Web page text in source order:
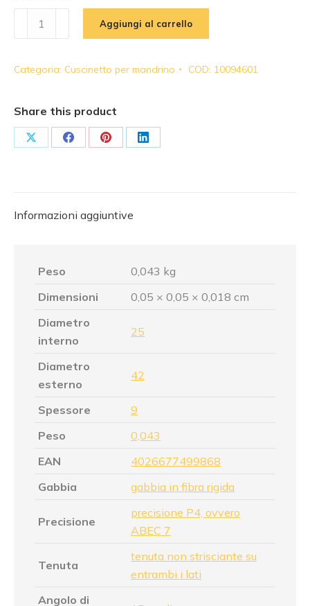
per
|
B71905C2RSDTP4SUL
quantità
Aggiungi al carrello
Categoria: Cuscinetto per mandrino COD: 10094601
Share this product
Share Share Share Share
Informazioni aggiuntive
Peso
0,043 kg
Dimensioni
0,05 × 0,05 × 0,018 cm
Diametro
interno
25
Diametro
esterno
42
Spessore
9
Peso
0,043
EAN
4026677499868
Gabbia
gabbia in fibra rigida
Precisione
precisione P4, ovvero
ABEC 7
Tenuta
tenuta non strisciante su
entrambi i lati
Angolo di